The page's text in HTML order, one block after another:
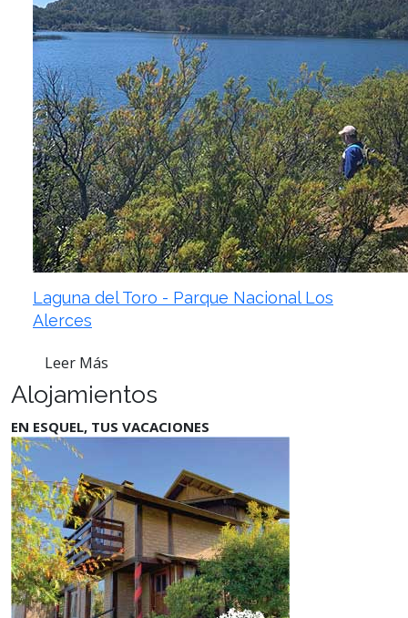
Laguna del Toro - Parque Nacional Los
Alerces
Leer Más
Alojamientos
EN ESQUEL, TUS VACACIONES